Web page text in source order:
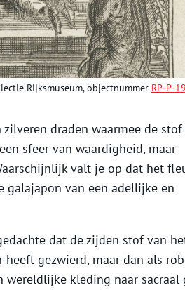
Rijksmuseum, objectnummer RP-P-
draden waarmee de stof
sfeer van waardigheid, maar
valt je op dat het
galajapon van een adellijke en
dat de zijden stof van
gezwierd, maar dan als
kleding naar sacraal